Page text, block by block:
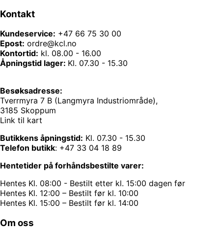
Kontakt
Kundeservice: +47 66 75 30 00
Epost: ordre@kcl.no
Kontortid: kl. 08.00 - 16.00
Åpningstid lager: Kl. 07.30 - 15.30
Besøksadresse:
Tverrmyra 7 B (Langmyra Industriområde),
3185 Skoppum
Link til kart
Butikkens åpningstid: Kl. 07.30 - 15.30
Telefon butikk: +47 33 04 18 89
Hentetider på forhåndsbestilte varer:
Hentes Kl. 08:00 - Bestilt etter kl. 15:00 dagen før
Hentes Kl. 12:00 – Bestilt før kl. 10:00
Hentes Kl. 15:00 – Bestilt før kl. 14:00
Om oss